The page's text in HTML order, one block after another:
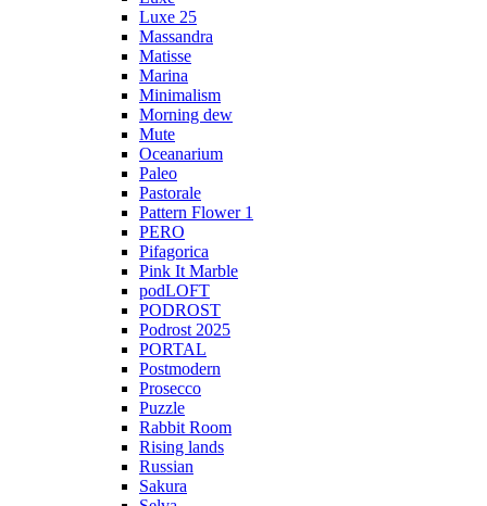
Luxe 25
Massandra
Matisse
Marina
Minimalism
Morning dew
Mute
Oceanarium
Paleo
Pastorale
Pattern Flower 1
PERO
Pifagorica
Pink It Marble
podLOFT
PODROST
Podrost 2025
PORTAL
Postmodern
Prosecco
Puzzle
Rabbit Room
Rising lands
Russian
Sakura